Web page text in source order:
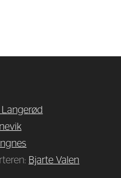
Langerød
Bjarte Valen